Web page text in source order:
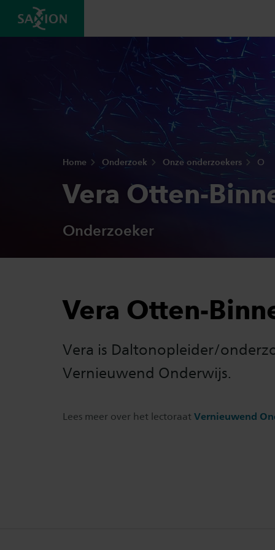
Home Onderzoek Onze onderzoekers O
Vera Otten-
Onderzoeker
Vera Otten-
Vera is Daltonopleider/
Vernieuwend Onderwijs.
Lees meer over het lectoraat Vernieuwend